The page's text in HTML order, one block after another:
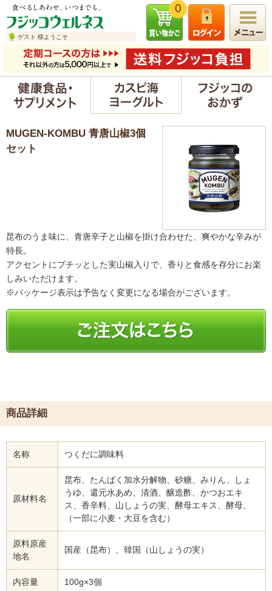
ゲスト 様ようこそ
0
MUGEN-KOMBU 青唐山椒3個
セット
昆布のうま味に、青唐辛子と山椒を掛け合わせた、爽やかな辛みが
特長。
アクセントにプチッとした実山椒入りで、香りと食感を存分にお楽
しみいただけます。
※パッケージ表示は予告なく変更になる場合がございます。
商品詳細
名称 つくだに調味料
原材料名
昆布、たんぱく加水分解物、砂糖、みりん、しょ
うゆ、還元水あめ、清酒、醸造酢、かつおエキ
ス、香辛料、山しょうの実、酵母エキス、酵母、
（一部に小麦・大豆を含む）
原料原産
地名
国産（昆布）、韓国（山しょうの実）
内容量 100g×3個